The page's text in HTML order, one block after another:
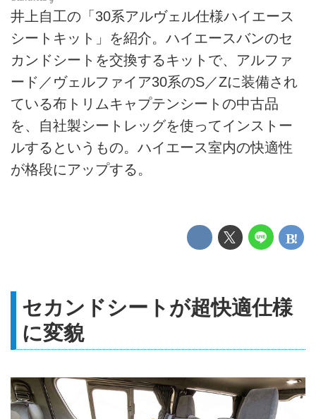
井上自工の「30系アルヴェル仕様ハイエース
シートキット」を紹介。ハイエースバンのセ
カンドシートを交換するキットで、アルファ
ード／ヴェルファイア30系のS／Zに装備され
ている布トリムキャプテンシートの中古品
を、自社製シートレッグを使ってインストー
ルするというもの。ハイエース室内の快適性
が格段にアップする。
セカンドシートが超快適仕様
に変貌